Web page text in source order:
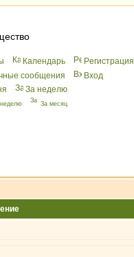
Календарь
Peгиcтрaция
сообщения
Вхoд
За неделю
За месяц